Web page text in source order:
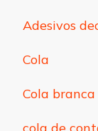
Adesivos
Cola
Cola branca
cola de